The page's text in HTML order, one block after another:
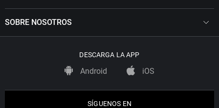
SOBRE NOSOTROS
DESCARGA LA APP
Android iOS
SÍGUENOS EN